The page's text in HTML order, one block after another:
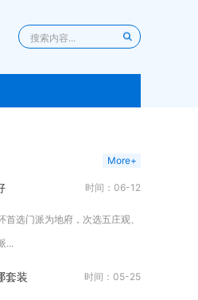
More+
时间：06-12
首选门派为地府，次选五庄观、
...
套装 时间：05-25